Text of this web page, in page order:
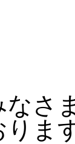
なさ
りま